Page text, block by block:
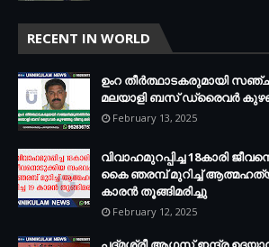
RECENT IN WORLD
ഉംറ തീർത്ഥാടകരുമായി
മലയാളി ബസ് ഡ്രൈവർ
February 13, 2025
വിവാഹമുറപ്പിച്ച 18കാരി
കൈ ഞരമ്പ് മുറിച്ച്
കാരൻ തൂങ്ങിമരിച്ചു
February 12, 2025